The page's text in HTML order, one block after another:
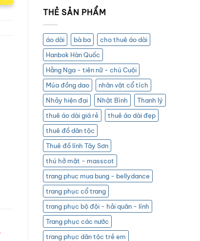
THẺ SẢN PHẨM
áo dài bà ba
cho thuê áo dài
Hanbok Hàn Quốc
Hằng Nga - tiên nữ - chú Cuội
Múa đồng dao
nhân vật cổ tích
Nhảy hiện đại
Nhật Bình
Thanh lý
thuê áo dài giá rẻ
thuê áo dài đẹp
thuê đồ dân tộc
Thuê đồ lính Tây Sơn
thú hở mặt - masscot
trang phuc mua bung - bellydance
trang phục cổ trang
trang phục bộ đội - hải quân - lính
Trang phục các nước
trang phục dân tộc trẻ em